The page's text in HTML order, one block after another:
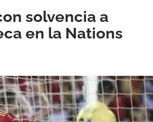
solvencia a
en la Nations